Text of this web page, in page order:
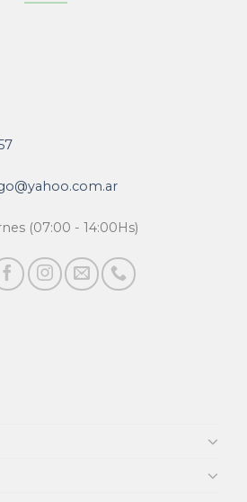
(07:00 - 14:00Hs)